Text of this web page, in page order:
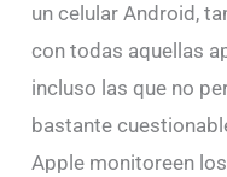
un celular Android,
con todas aquellas
incluso las que no
bastante
Apple monitoreen